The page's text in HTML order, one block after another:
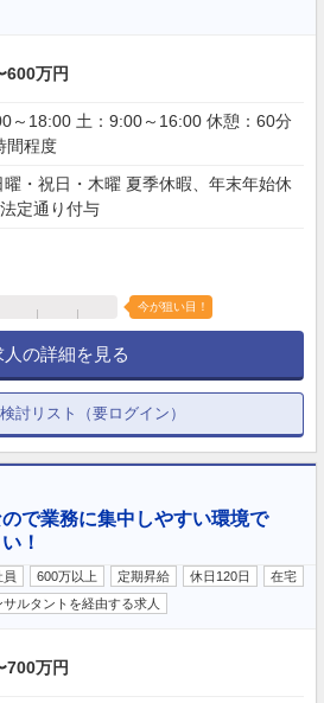
600万円
土：9:00～16:00 休憩：60分
間程度
・祝日・木曜 夏季休暇、年末年始休
定通り付与
今が狙い目！
人の詳細を見る
検討リスト（要ログイン）
で業務に集中しやすい環境で
！
員 600万以上 定期昇給 休日120日
在宅
サルタントを経由する求人
700万円